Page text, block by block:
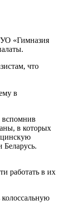
«Гимназия
что
в
вспомнив
в которых
Беларусь.
работать в их